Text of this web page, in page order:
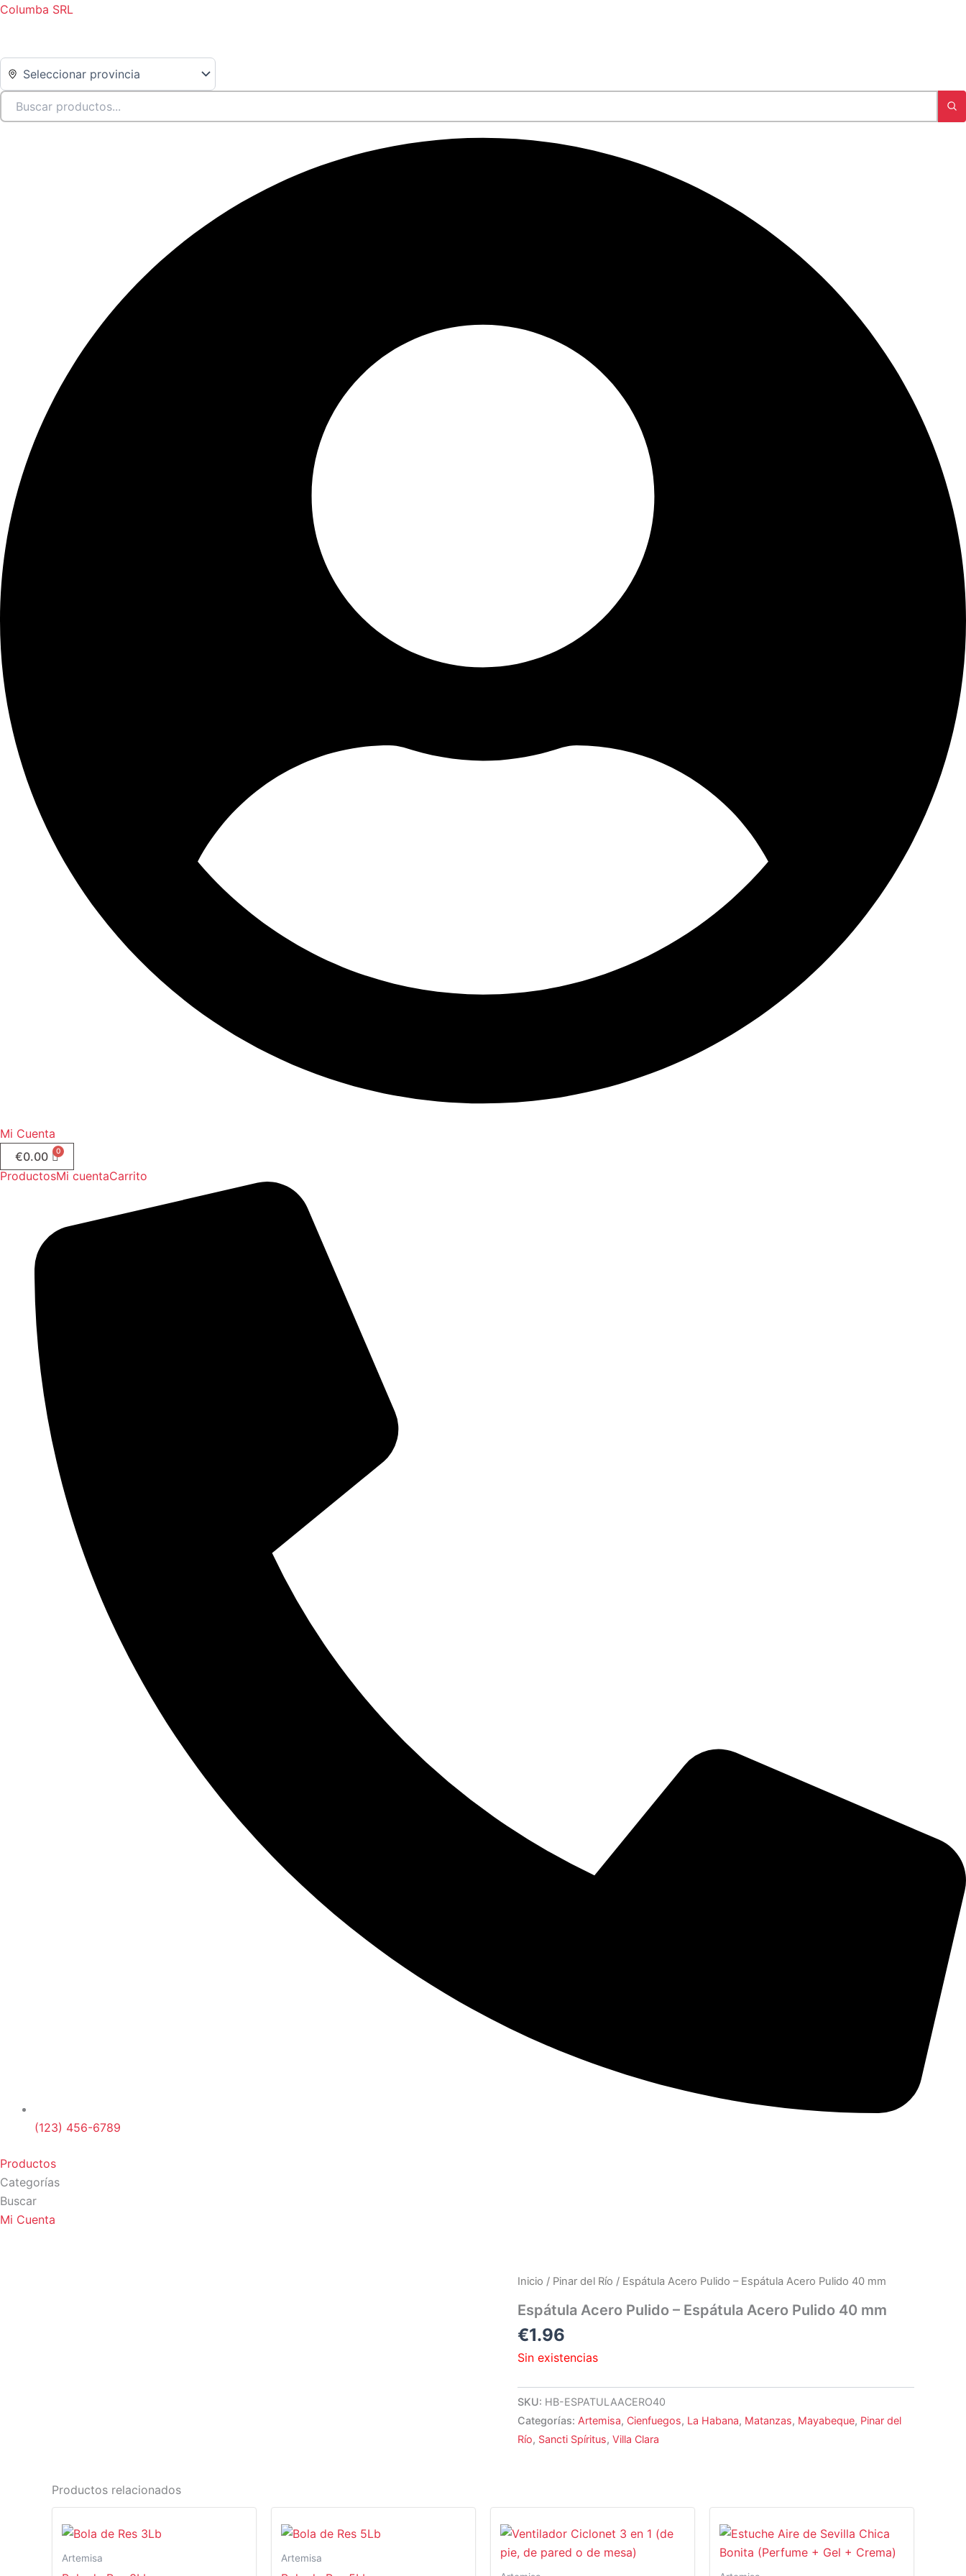
Ir
Columba SRL
Mi Cuenta
€0.00
ProductosMi cuentaCarrito
(123) 456-6789
Productos
Categorías
Buscar
Mi Cuenta
Inicio / Pinar del Río / Espátula Acero Pulido – Espátula Acero Pulido 40 mm
Espátula Acero Pulido – Espátula Acero Pulido 40 mm
€1.96
Sin existencias
SKU: HB-ESPATULAACERO40
Categorías: Artemisa, Cienfuegos, La Habana, Matanzas, Mayabeque, Pinar del
Río, Sancti Spíritus, Villa Clara
Productos relacionados
Artemisa Artemisa